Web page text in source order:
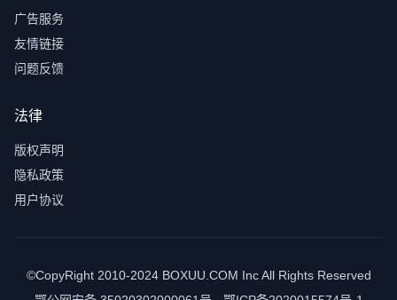
广告服务
友情链接
问题反馈
法律
版权声明
隐私政策
用户协议
©CopyRight 2010-2024 BOXUU.COM Inc All Rights Reserved